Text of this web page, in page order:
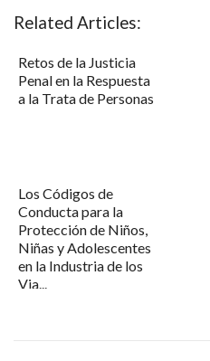
Related Articles:
Retos de la Justicia
Penal en la Respuesta
a la Trata de Personas
Los Códigos de
Conducta para la
Protección de Niños,
Niñas y Adolescentes
en la Industria de los
Via...